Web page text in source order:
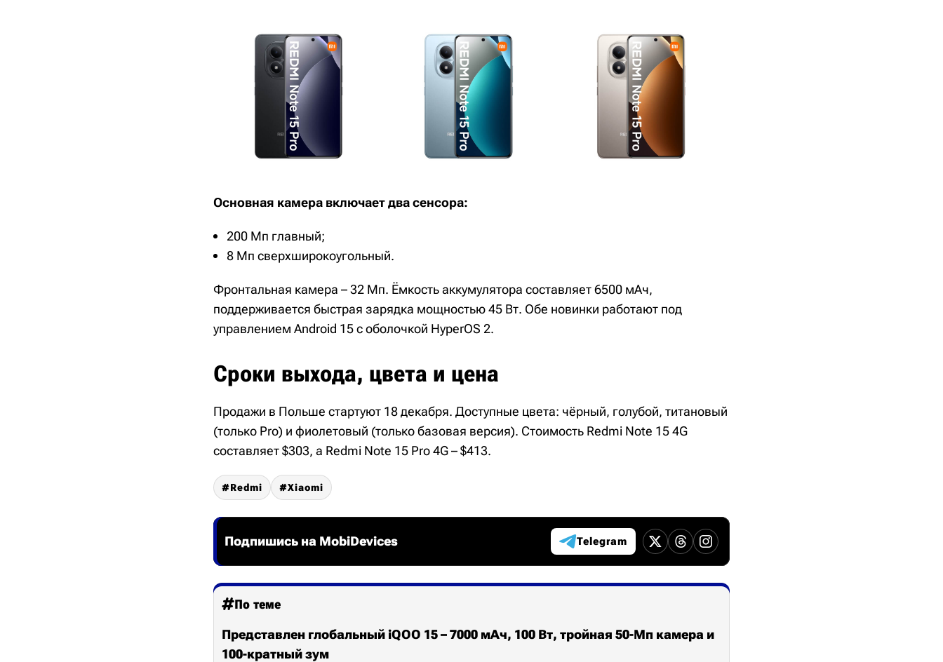
Основная камера включает два сенсора:
200 Мп главный;
8 Мп сверхширокоугольный.
Фронтальная камера – 32 Мп. Ёмкость аккумулятора составляет 6500 мАч,
поддерживается быстрая зарядка мощностью 45 Вт. Обе новинки работают под
управлением Android 15 с оболочкой HyperOS 2.
Сроки выхода, цвета и цена
Продажи в Польше стартуют 18 декабря. Доступные цвета: чёрный, голубой, титановый
(только Pro) и фиолетовый (только базовая версия). Стоимость Redmi Note 15 4G
составляет $303, а Redmi Note 15 Pro 4G – $413.
Redmi Xiaomi
Подпишись на MobiDevices Telegram
По теме
Представлен глобальный iQOO 15 – 7000 мАч, 100 Вт, тройная 50-Мп камера и
100-кратный зум